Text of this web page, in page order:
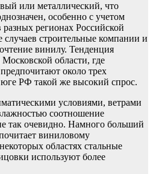
или металлический, что
особенно с учетом
разных регионах Российской
строительные компании и
винилу. Тенденция
области, где
около трех
юге РФ такой же высокий спрос.
условиями, ветрами
соотношение
так очевидно. Намного больший
виниловому
областях стальные
используют более